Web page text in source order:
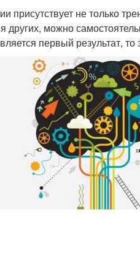
присутствует не только
других, можно
первый результат,